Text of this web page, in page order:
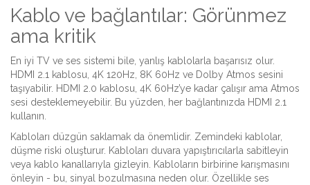
Kablo ve bağlantılar: Görünmez
ama kritik
En iyi TV ve ses sistemi bile, yanlış kablolarla başarısız olur.
HDMI 2.1 kablosu, 4K 120Hz, 8K 60Hz ve Dolby Atmos sesini
taşıyabilir. HDMI 2.0 kablosu, 4K 60Hz’ye kadar çalışır ama Atmos
sesi desteklemeyebilir. Bu yüzden, her bağlantınızda HDMI 2.1
kullanın.
Kabloları düzgün saklamak da önemlidir. Zemindeki kablolar,
düşme riski oluşturur. Kabloları duvara yapıştırıcılarla sabitleyin
veya kablo kanallarıyla gizleyin. Kabloların birbirine karışmasını
önleyin - bu, sinyal bozulmasına neden olur. Özellikle ses